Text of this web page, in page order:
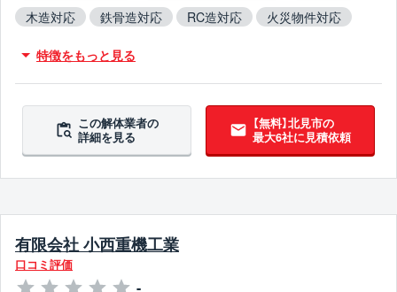
木造対応
鉄骨造対応 RC造対応
火災物件対応
特徴をもっと見る
この解体業者の
詳細を見る
【無料】北見市の
最大6社に見積依頼
有限会社 小西重機工業
口コミ評価
-